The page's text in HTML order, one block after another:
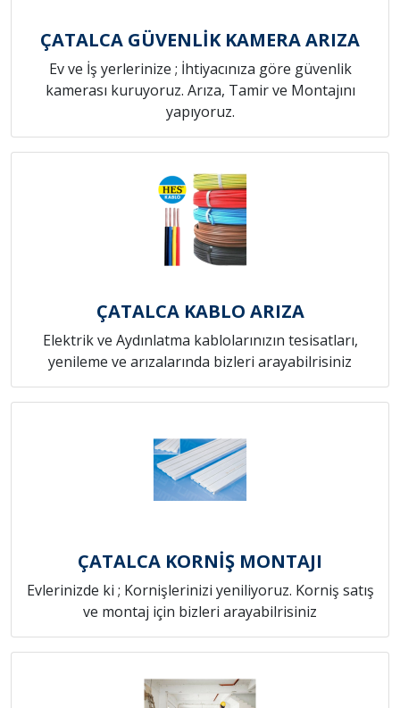
ÇATALCA GÜVENLİK KAMERA ARIZA
Ev ve İş yerlerinize ; İhtiyacınıza göre güvenlik
kamerası kuruyoruz. Arıza, Tamir ve Montajını
yapıyoruz.
ÇATALCA KABLO ARIZA
Elektrik ve Aydınlatma kablolarınızın tesisatları,
yenileme ve arızalarında bizleri arayabilrisiniz
ÇATALCA KORNİŞ MONTAJI
Evlerinizde ki ; Kornişlerinizi yeniliyoruz. Korniş satış
ve montaj için bizleri arayabilrisiniz